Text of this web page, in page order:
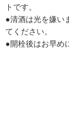
トです。
●清酒は光を嫌い
てください。
●開栓後はお早め